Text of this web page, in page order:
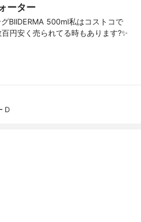
ーター
BIIDERMA 500ml私はコストコで
円安く売られてる時もあります?✨
D